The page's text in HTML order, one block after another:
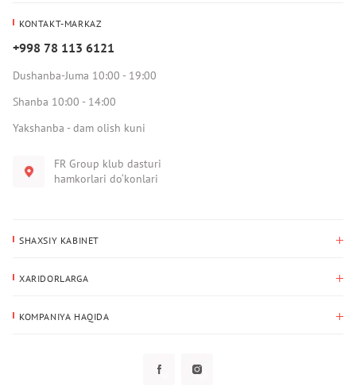
KONTAKT-MARKAZ
+998 78 113 6121
Dushanba-Juma 10:00 - 19:00
Shanba 10:00 - 14:00
Yakshanba - dam olish kuni
FR Group klub dasturi
hamkorlari do‘konlari
SHAXSIY KABINET
Yetkazib berish manzili
XARIDORLARGA
KOMPANIYA HAQIDA